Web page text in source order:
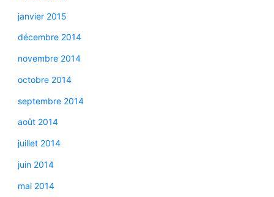
janvier 2015
décembre 2014
novembre 2014
octobre 2014
septembre 2014
août 2014
juillet 2014
juin 2014
mai 2014